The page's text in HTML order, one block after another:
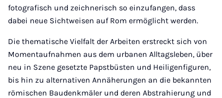
fotografisch und zeichnerisch so einzufangen, dass
dabei neue Sichtweisen auf Rom ermöglicht werden.
Die thematische Vielfalt der Arbeiten erstreckt sich von
Momentaufnahmen aus dem urbanen Alltagsleben, über
neu in Szene gesetzte Papstbüsten und Heiligenfiguren,
bis hin zu alternativen Annäherungen an die bekannten
römischen Baudenkmäler und deren Abstrahierung und